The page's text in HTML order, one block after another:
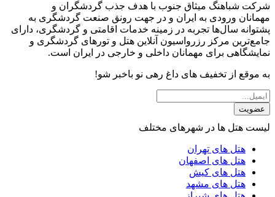
شرکت شباهنگ میثاق جنوب با هدف جذب گردشگران و
مهمانان ورودی به ایران و در جهت رونق صنعت گردشگری به
پشتوانه سال‌ها تجربه در زمینه خدمات اقامتی و گردشگری، دارای
جامع‌ترین مرکز رزرواسیون آنلاین هتل و تورهای گردشگری و
نمایشگاهی برای مهمانان داخلی و خارجی در ایران است.
به موقع از تخفیف های داغ رهی نو باخبر شو!
عضویت
لیست هتل ها در شهرهای مختلف
هتل های تهران
هتل های اصفهان
هتل های کیش
هتل های مشهد